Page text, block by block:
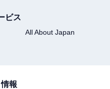
ビス
All About Japan
報